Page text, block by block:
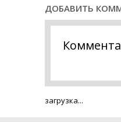
ДОБАВИТЬ
загрузка...